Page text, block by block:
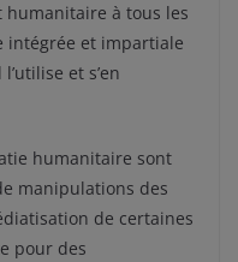
à tous les
intégrée et impartiale
et s’en
humanitaire sont
manipulations des
de certaines
pour des